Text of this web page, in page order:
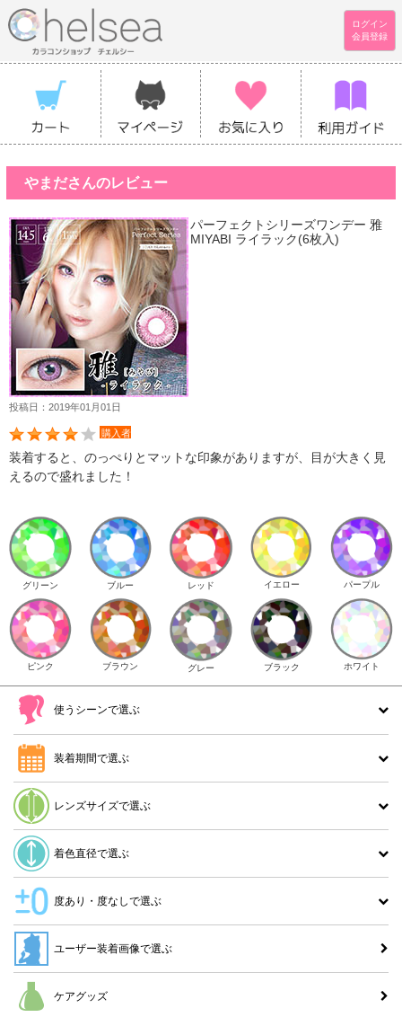
ログイン
会員登録
やまださんのレビュー
パーフェクトシリーズワンデー 雅
MIYABI ライラック(6枚入)
投稿日：2019年01月01日
購入者
装着すると、のっぺりとマットな印象がありますが、目が大きく見
えるので盛れました！
グリーン ブルー レッド イエロー パープル
ピンク ブラウン グレー ブラック ホワイト
使うシーンで選ぶ
装着期間で選ぶ
レンズサイズで選ぶ
着色直径で選ぶ
度あり・度なしで選ぶ
ユーザー装着画像で選ぶ
ケアグッズ